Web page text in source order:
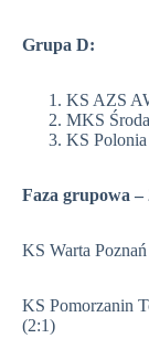
Grupa D:
KS AZS
MKS
KS
Faza grupowa –
KS Warta
KS Pomorzanin
(2:1)